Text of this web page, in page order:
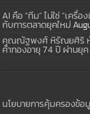
AI คือ “ทีม” ไม่ใช่ “เครื่
กับการตลาดยุคใหม่
คุณณัฐพงศ์ หิรัณยศิริ หั
ค้าทองอายุ 74 ปี ผ่านยุ
นโยบายการคุ้มครองข้